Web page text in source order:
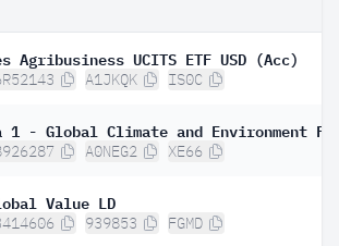
Agribusiness UCITS ETF USD (Acc)
A1JKQK IS0C
A0NEG2 XE66
Value LD
939853 FGMD